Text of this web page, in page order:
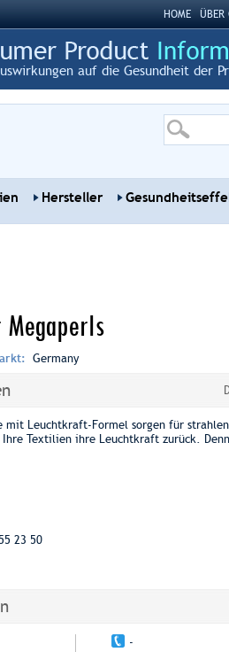
HOME ÜBER
auf die Gesundheit der
Hersteller
Megaperls
Germany
mit Leuchtkraft-Formel sorgen für
Textilien ihre Leuchtkraft zurück.
23 50
-